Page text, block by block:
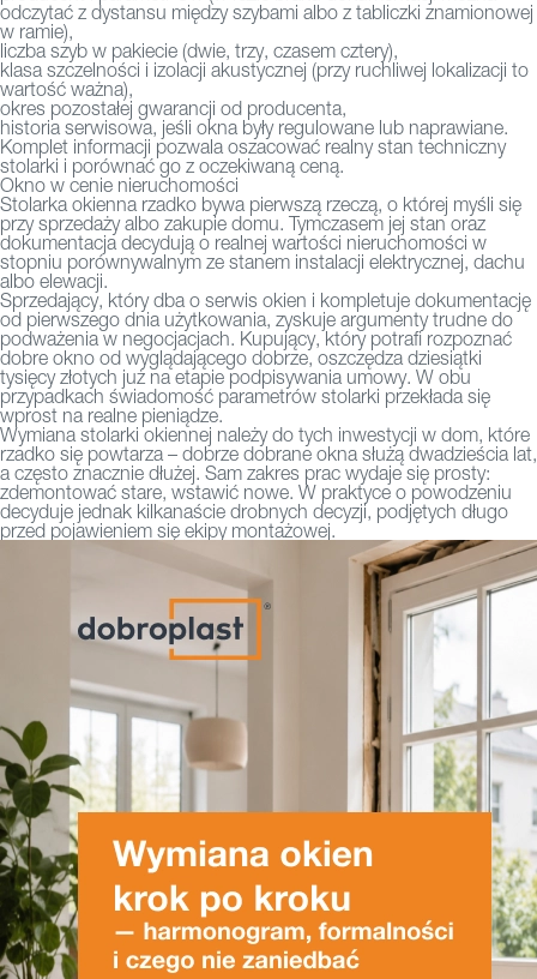
odczytać z dystansu między szybami albo z tabliczki znamionowej
w ramie),
liczba szyb w pakiecie (dwie, trzy, czasem cztery),
klasa szczelności i izolacji akustycznej (przy ruchliwej lokalizacji to
wartość ważna),
okres pozostałej gwarancji od producenta,
historia serwisowa, jeśli okna były regulowane lub naprawiane.
Komplet informacji pozwala oszacować realny stan techniczny
stolarki i porównać go z oczekiwaną ceną.
Okno w cenie nieruchomości
Stolarka okienna rzadko bywa pierwszą rzeczą, o której myśli się
przy sprzedaży albo zakupie domu. Tymczasem jej stan oraz
dokumentacja decydują o realnej wartości nieruchomości w
stopniu porównywalnym ze stanem instalacji elektrycznej, dachu
albo elewacji.
Sprzedający, który dba o serwis okien i kompletuje dokumentację
od pierwszego dnia użytkowania, zyskuje argumenty trudne do
podważenia w negocjacjach. Kupujący, który potrafi rozpoznać
dobre okno od wyglądającego dobrze, oszczędza dziesiątki
tysięcy złotych już na etapie podpisywania umowy. W obu
przypadkach świadomość parametrów stolarki przekłada się
wprost na realne pieniądze.
Wymiana stolarki okiennej należy do tych inwestycji w dom, które
rzadko się powtarza – dobrze dobrane okna służą dwadzieścia lat,
a często znacznie dłużej. Sam zakres prac wydaje się prosty:
zdemontować stare, wstawić nowe. W praktyce o powodzeniu
decyduje jednak kilkanaście drobnych decyzji, podjętych długo
przed pojawieniem się ekipy montażowej.